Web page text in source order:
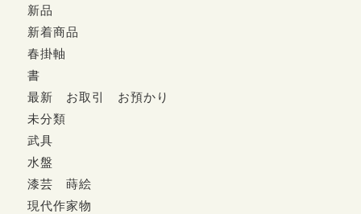
新品
新着商品
春掛軸
書
最新 お取引 お預かり
未分類
武具
水盤
漆芸 蒔絵
現代作家物